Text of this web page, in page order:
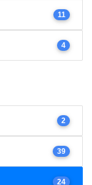
11
4
2
39
24